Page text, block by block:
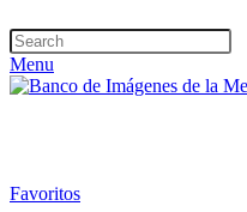
Menu
Favoritos